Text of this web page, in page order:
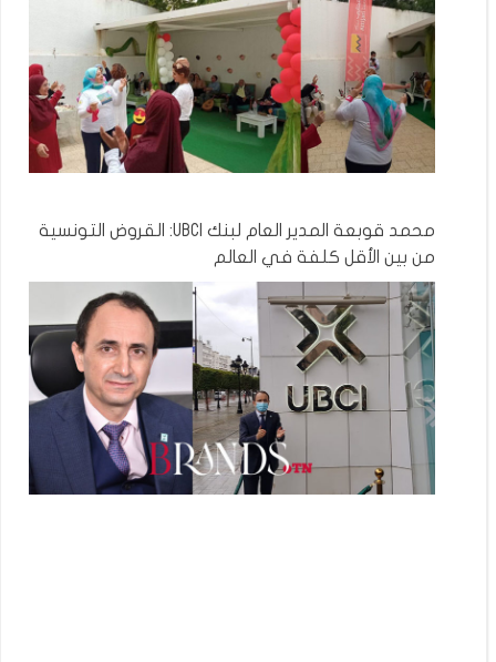
محمد قوبعة المدير العام لبنك UBCI: القروض التونسية
من بين الأقل كلفة في العالم